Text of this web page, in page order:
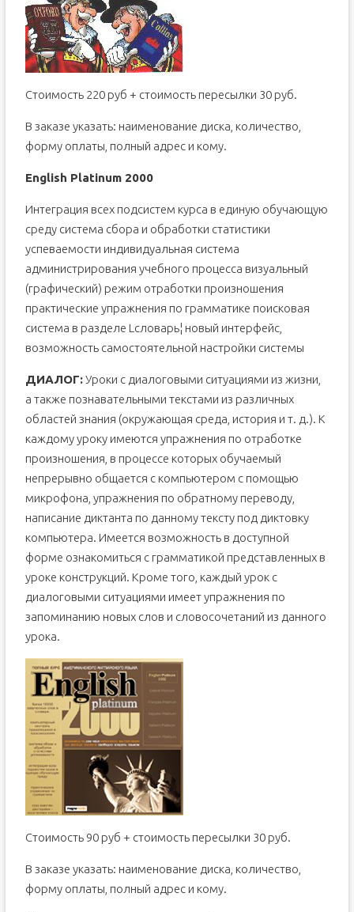
Стоимость 220 руб + стоимость пересылки 30 руб.
В заказе указать: наименование диска, количество,
форму оплаты, полный адрес и кому.
English Platinum 2000
Интеграция всех подсистем курса в единую обучающую
среду система сбора и обработки статистики
успеваемости индивидуальная система
администрирования учебного процесса визуальный
(графический) режим отработки произношения
практические упражнения по грамматике поисковая
система в разделе Lсловарь¦ новый интерфейс,
возможность самостоятельной настройки системы
ДИАЛОГ:Уроки с диалоговыми ситуациями из жизни,
а также познавательными текстами из различных
областей знания (окружающая среда, история и т. д.). К
каждому уроку имеются упражнения по отработке
произношения, в процессе которых обучаемый
непрерывно общается с компьютером с помощью
микрофона, упражнения по обратному переводу,
написание диктанта по данному тексту под диктовку
компьютера. Имеется возможность в доступной
форме ознакомиться с грамматикой представленных в
уроке конструкций. Кроме того, каждый урок с
диалоговыми ситуациями имеет упражнения по
запоминанию новых слов и словосочетаний из данного
урока.
Стоимость 90 руб + стоимость пересылки 30 руб.
В заказе указать: наименование диска, количество,
форму оплаты, полный адрес и кому.